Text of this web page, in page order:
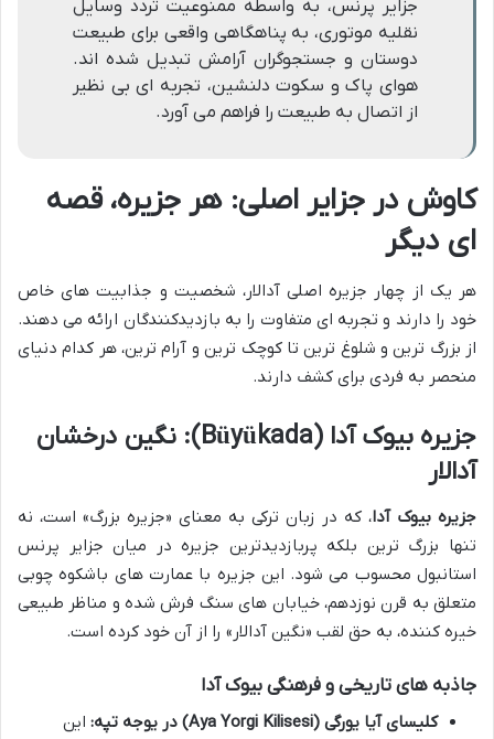
جزایر پرنس، به واسطه ممنوعیت تردد وسایل
نقلیه موتوری، به پناهگاهی واقعی برای طبیعت
دوستان و جستجوگران آرامش تبدیل شده اند.
هوای پاک و سکوت دلنشین، تجربه ای بی نظیر
از اتصال به طبیعت را فراهم می آورد.
کاوش در جزایر اصلی: هر جزیره، قصه
ای دیگر
هر یک از چهار جزیره اصلی آدالار، شخصیت و جذابیت های خاص
خود را دارند و تجربه ای متفاوت را به بازدیدکنندگان ارائه می دهند.
از بزرگ ترین و شلوغ ترین تا کوچک ترین و آرام ترین، هر کدام دنیای
منحصر به فردی برای کشف دارند.
جزیره بیوک آدا (Büyükada): نگین درخشان
آدالار
جزیره بیوک آدا، که در زبان ترکی به معنای «جزیره بزرگ» است، نه
تنها بزرگ ترین بلکه پربازدیدترین جزیره در میان جزایر پرنس
استانبول محسوب می شود. این جزیره با عمارت های باشکوه چوبی
متعلق به قرن نوزدهم، خیابان های سنگ فرش شده و مناظر طبیعی
خیره کننده، به حق لقب «نگین آدالار» را از آن خود کرده است.
جاذبه های تاریخی و فرهنگی بیوک آدا
کلیسای آیا یورگی (Aya Yorgi Kilisesi) در یوجه تپه:
این